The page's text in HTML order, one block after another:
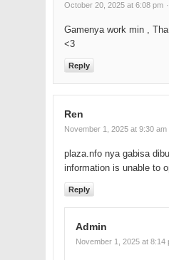
October 20, 2025 at 6:08 pm
Gamenya work min ,
<3
Reply
Ren
November 1, 2025 at 9:30 am
plaza.nfo nya gabisa
information is unable to
Reply
Admin
November 1, 2025 at 8:14